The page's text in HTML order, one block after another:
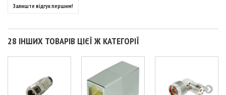
Залиште відгук першим!
28 ІНШИХ ТОВАРІВ ЦІЄЇ Ж КАТЕГОРІЇ